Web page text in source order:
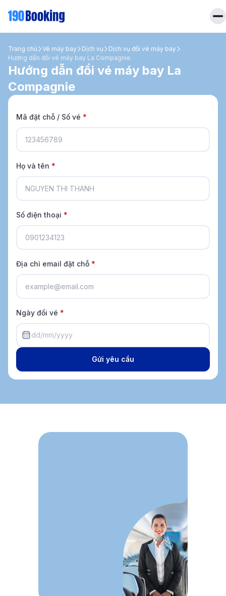
Trang chủ
Vé máy bay
Tin tức
Khách sạn
Tin tức
Liên hệ
Trang chủ Vé máy bay Dịch vụ
Dịch vụ đổi vé máy bay
Hướng dẫn đổi vé máy bay La Compagnie
Hướng dẫn đổi vé máy bay La
Compagnie
Mã đặt chỗ / Số vé *
Họ và tên *
Số điện thoại *
Địa chỉ email đặt chỗ *
Ngày đổi vé *
dd/mm/yyyy
Gửi yêu cầu